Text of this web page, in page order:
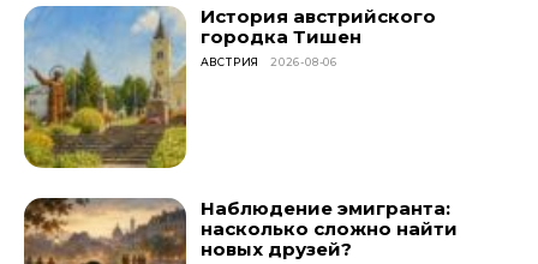
История австрийского
городка Тишен
АВСТРИЯ 2026-08-06
Наблюдение эмигранта:
насколько сложно найти
новых друзей?